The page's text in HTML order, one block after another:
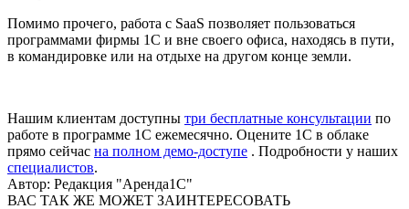
Помимо прочего, работа с SaaS позволяет пользоваться
программами фирмы 1С и вне своего офиса, находясь в пути,
в командировке или на отдыхе на другом конце земли.
Нашим клиентам доступны три бесплатные консультации по
работе в программе 1С ежемесячно. Оцените 1С в облаке
прямо сейчас на полном демо-доступе . Подробности у наших
специалистов.
Автор: Редакция "Аренда1С"
ВАС ТАК ЖЕ МОЖЕТ ЗАИНТЕРЕСОВАТЬ